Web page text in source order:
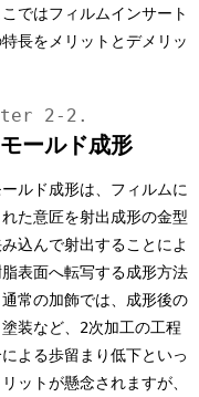
ではフィルムインサート
長をメリットとデメリッ
ールド成形
ルド成形は、フィルムに
た意匠を射出成形の金型
込んで射出することによ
脂表面へ転写する成形方法
常の加飾では、成形後の
装など、2次加工の工程
よる歩留まり低下といっ
ットが懸念されますが、